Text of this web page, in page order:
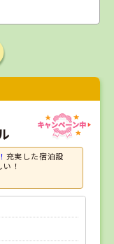
充実した宿泊設
！